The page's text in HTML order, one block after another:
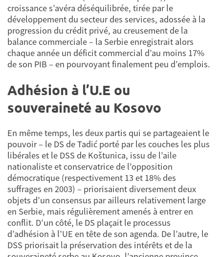
croissance s’avéra déséquilibrée, tirée par le
développement du secteur des services, adossée à la
progression du crédit privé, au creusement de la
balance commerciale – la Serbie enregistrait alors
chaque année un déficit commercial d’au moins 17%
de son PIB – en pourvoyant finalement peu d’emplois.
Adhésion à l’U.E ou
souveraineté au Kosovo
En même temps, les deux partis qui se partageaient le
pouvoir – le DS de Tadić porté par les couches les plus
libérales et le DSS de Koštunica, issu de l’aile
nationaliste et conservatrice de l’opposition
démocratique (respectivement 13 et 18% des
suffrages en 2003) – priorisaient diversement deux
objets d’un consensus par ailleurs relativement large
en Serbie, mais régulièrement amenés à entrer en
conflit. D’un côté, le DS plaçait le processus
d’adhésion à l’UE en tête de son agenda. De l’autre, le
DSS priorisait la préservation des intérêts et de la